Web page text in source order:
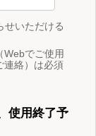
せいただける
Webでご使用
連絡）は必須
使用終了予